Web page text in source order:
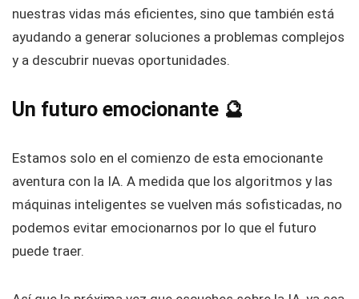
nuestras vidas más eficientes, sino que también está
ayudando a generar soluciones a problemas complejos
y a descubrir nuevas oportunidades.
Un futuro emocionante 🔮
Estamos solo en el comienzo de esta emocionante
aventura con la IA. A medida que los algoritmos y las
máquinas inteligentes se vuelven más sofisticadas, no
podemos evitar emocionarnos por lo que el futuro
puede traer.